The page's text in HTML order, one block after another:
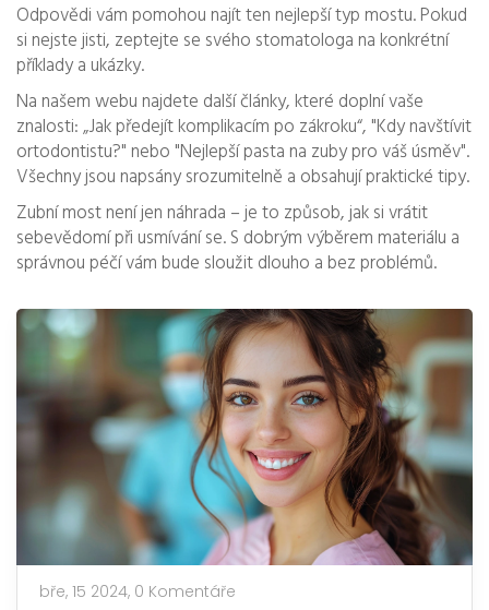
Odpovědi vám pomohou najít ten nejlepší typ mostu. Pokud
si nejste jisti, zeptejte se svého stomatologa na konkrétní
příklady a ukázky.
Na našem webu najdete další články, které doplní vaše
znalosti: „Jak předejít komplikacím po zákroku“, "Kdy navštívit
ortodontistu?" nebo "Nejlepší pasta na zuby pro váš úsměv".
Všechny jsou napsány srozumitelně a obsahují praktické tipy.
Zubní most není jen náhrada – je to způsob, jak si vrátit
sebevědomí při usmívání se. S dobrým výběrem materiálu a
správnou péčí vám bude sloužit dlouho a bez problémů.
bře, 15 2024, 0 Komentáře